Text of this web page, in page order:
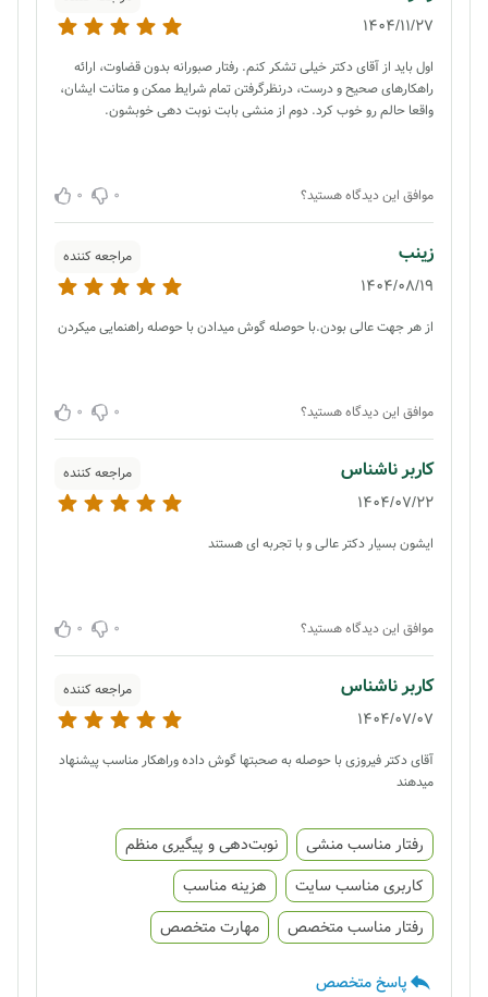
1404/11/27
اول باید از آقای دکتر خیلی تشکر کنم. رفتار صبورانه بدون قضاوت، ارائه
راهکارهای صحیح و درست، درنظرگرفتن تمام شرایط ممکن و متانت ایشان،
واقعا حالم رو خوب کرد. دوم از منشی بابت نوبت دهی خوبشون.
موافق این دیدگاه هستید؟ 0
0
زینب مراجعه کننده
1404/08/19
از هر جهت عالی بودن.با حوصله گوش میدادن با حوصله راهنمایی میکردن
موافق این دیدگاه هستید؟ 0
0
کاربر ناشناس مراجعه کننده
1404/07/22
ایشون بسیار دکتر عالی و با تجربه ای هستند
موافق این دیدگاه هستید؟ 0
0
کاربر ناشناس مراجعه کننده
1404/07/07
آقای دکتر فیروزی با حوصله به صحبتها گوش داده وراهکار مناسب پیشنهاد
میدهند
رفتار مناسب منشی
نوبت‌دهی و پیگیری منظم
کاربری مناسب سایت
هزینه مناسب
رفتار مناسب متخصص
مهارت متخصص
پاسخ متخصص